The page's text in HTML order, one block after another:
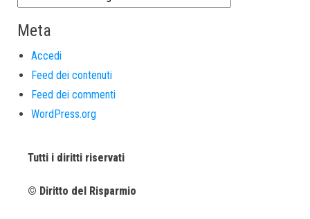
Meta
Accedi
Feed dei contenuti
Feed dei commenti
WordPress.org
Tutti i diritti riservati
© Diritto del Risparmio